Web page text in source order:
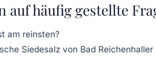
auf häufig gestellte
am reinsten?
Siedesalz von Bad